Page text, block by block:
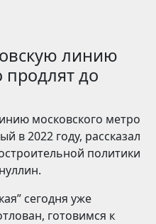
линию
продлят до
московского метро
в 2022 году, рассказал
политики
сегодня уже
готовимся к